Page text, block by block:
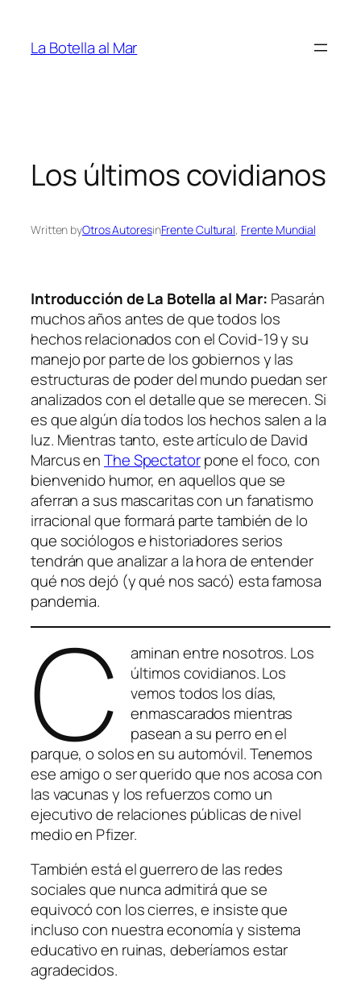
contenido
La Botella al Mar
Los últimos covidianos
Written byOtros AutoresinFrente Cultural, Frente Mundial
Introducción de La Botella al Mar: Pasarán
muchos años antes de que todos los
hechos relacionados con el Covid-19 y su
manejo por parte de los gobiernos y las
estructuras de poder del mundo puedan ser
analizados con el detalle que se merecen. Si
es que algún día todos los hechos salen a la
luz. Mientras tanto, este artículo de David
Marcus enThe Spectatorpone el foco, con
bienvenido humor, en aquellos que se
aferran a sus mascaritas con un fanatismo
irracional que formará parte también de lo
que sociólogos e historiadores serios
tendrán que analizar a la hora de entender
qué nos dejó (y qué nos sacó) esta famosa
pandemia.
C
aminan entre nosotros. Los
últimos covidianos. Los
vemos todos los días,
enmascarados mientras
pasean a su perro en el
parque, o solos en su automóvil. Tenemos
ese amigo o ser querido que nos acosa con
las vacunas y los refuerzos como un
ejecutivo de relaciones públicas de nivel
medio en Pfizer.
También está el guerrero de las redes
sociales que nunca admitirá que se
equivocó con los cierres, e insiste que
incluso con nuestra economía y sistema
educativo en ruinas, deberíamos estar
agradecidos.